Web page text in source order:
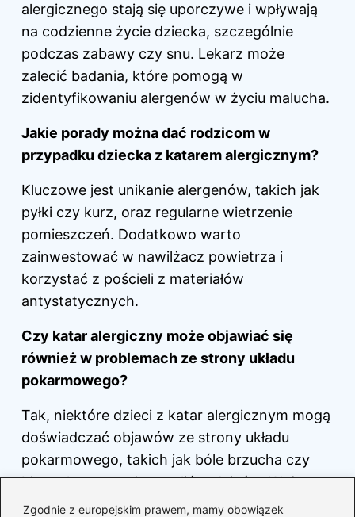
Zgodnie z europejskim prawem, mamy obowiązek
alergicznego stają się uporczywe i wpływają
na codzienne życie dziecka, szczególnie
podczas zabawy czy snu. Lekarz może
zalecić badania, które pomogą w
zidentyfikowaniu alergenów w życiu malucha.
Jakie porady można dać rodzicom w
przypadku dziecka z katarem alergicznym?
Kluczowe jest unikanie alergenów, takich jak
pyłki czy kurz, oraz regularne wietrzenie
pomieszczeń. Dodatkowo warto
zainwestować w nawilżacz powietrza i
korzystać z pościeli z materiałów
antystatycznych.
Czy katar alergiczny może objawiać się
również w problemach ze strony układu
pokarmowego?
Tak, niektóre dzieci z katar alergicznym mogą
doświadczać objawów ze strony układu
pokarmowego, takich jak bóle brzucha czy
biegunka, co może zmylić rodziców. Ważne
jest, aby uważnie obserwować wszelkie